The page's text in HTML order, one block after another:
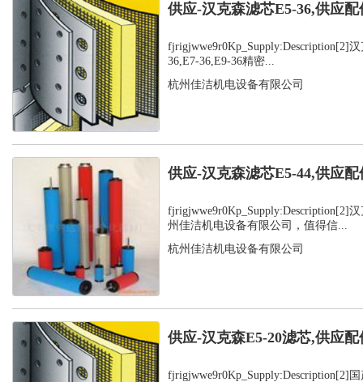
供应-汉克森滤芯E5-36,供应配
fjrigjwwe9r0Kp_Supply:Description[2]
36,E7-36,E9-36精密...
杭州佳洁机电设备有限公司
供应-汉克森滤芯E5-44,供应配
fjrigjwwe9r0Kp_Supply:Description[2]
州佳洁机电设备有限公司，值得信...
杭州佳洁机电设备有限公司
供应-汉克森E5-20滤芯,供应配
fjrigjwwe9r0Kp_Supply:Description[2]